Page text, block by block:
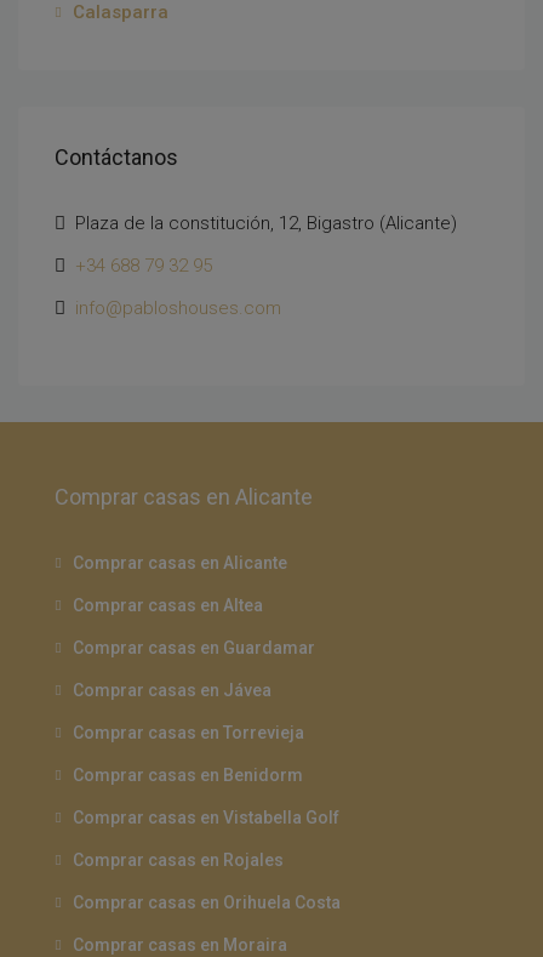
Calasparra
Contáctanos
Plaza de la constitución, 12, Bigastro (Alicante)
+34 688 79 32 95
info@pabloshouses.com
Comprar casas en Alicante
Comprar casas en Alicante
Comprar casas en Altea
Comprar casas en Guardamar
Comprar casas en Jávea
Comprar casas en Torrevieja
Comprar casas en Benidorm
Comprar casas en Vistabella Golf
Comprar casas en Rojales
Comprar casas en Orihuela Costa
Comprar casas en Moraira